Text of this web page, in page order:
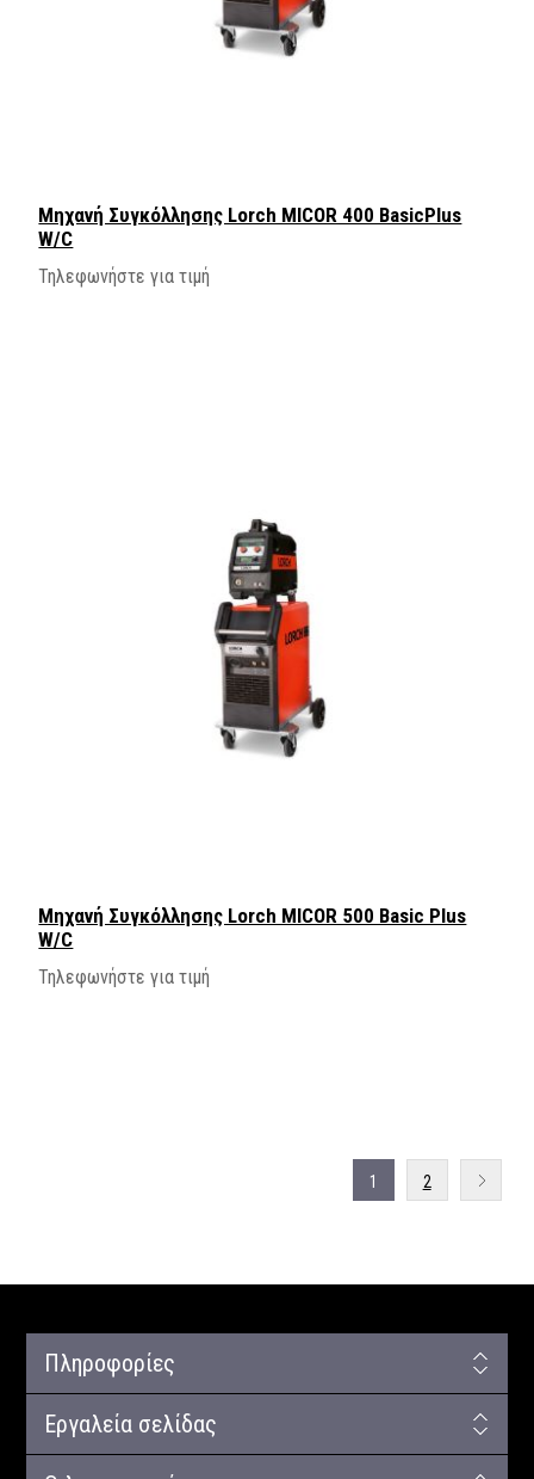
Μηχανή Συγκόλλησης Lorch MICOR 400 BasicPlus
W/C
Τηλεφωνήστε για τιμή
Μηχανή Συγκόλλησης Lorch MICOR 500 Basic Plus
W/C
Τηλεφωνήστε για τιμή
1 2
Πληροφορίες
Εργαλεία σελίδας